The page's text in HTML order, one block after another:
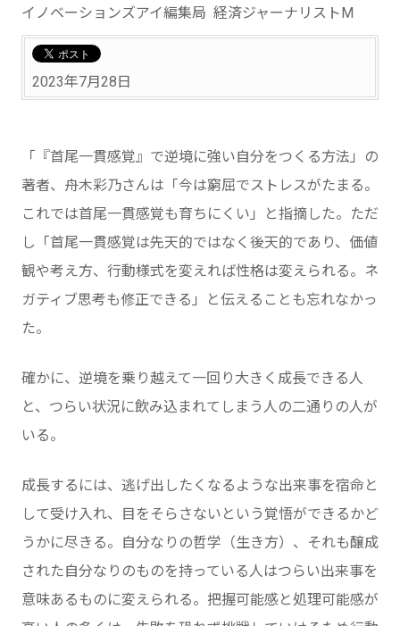
イノベーションズアイ編集局 経済ジャーナリストM
2023年7月28日
「『首尾一貫感覚』で逆境に強い自分をつくる方法」の
著者、舟木彩乃さんは「今は窮屈でストレスがたまる。
これでは首尾一貫感覚も育ちにくい」と指摘した。ただ
し「首尾一貫感覚は先天的ではなく後天的であり、価値
観や考え方、行動様式を変えれば性格は変えられる。ネ
ガティブ思考も修正できる」と伝えることも忘れなかっ
た。
確かに、逆境を乗り越えて一回り大きく成長できる人
と、つらい状況に飲み込まれてしまう人の二通りの人が
いる。
成長するには、逃げ出したくなるような出来事を宿命と
して受け入れ、目をそらさないという覚悟ができるかど
うかに尽きる。自分なりの哲学（生き方）、それも醸成
された自分なりのものを持っている人はつらい出来事を
意味あるものに変えられる。把握可能感と処理可能感が